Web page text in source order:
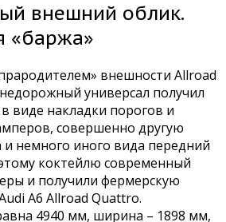
внешний облик.
«баржа»
внешности Allroad
универсал получил
виде накладки порогов и
совершенно другую
немного иного вида передний
коктейлю современный
и получили фермерскую
A6 Allroad Quattro.
4940 мм, ширина – 1898 мм,